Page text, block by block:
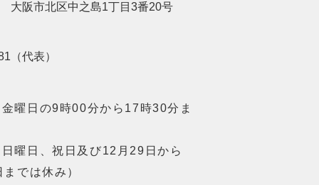
大阪市北区中之島1丁目3番20号
（代表）
曜日の9時00分から17時30分ま
曜日、祝日及び12月29日から
では休み）